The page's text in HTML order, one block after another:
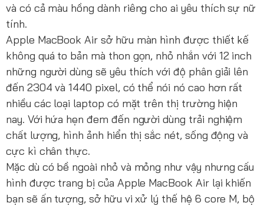
và có cả màu hồng dành riêng cho ai yêu thích sự nữ
tính.
Apple MacBook Air sở hữu màn hình được thiết kế
không quá to bản mà thon gọn, nhỏ nhắn với 12 inch
những người dùng sẽ yêu thích với độ phân giải lên
đến 2304 và 1440 pixel, có thể nói nó cao hơn rất
nhiều các loại laptop có mặt trên thị trường hiện
nay. Với hứa hẹn đem đến người dùng trải nghiệm
chất lượng, hình ảnh hiển thị sắc nét, sống động và
cực kì chân thực.
Mặc dù có bề ngoài nhỏ và mỏng như vậy nhưng cấu
hình được trang bị của Apple MacBook Air lại khiến
bạn sẽ ấn tượng, sở hữu vi xử lý thế hệ 6 core M, bộ